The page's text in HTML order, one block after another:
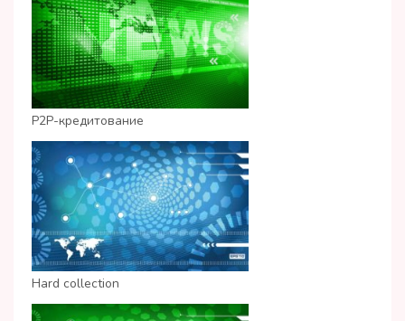
P2P-кредитование
Hard collection